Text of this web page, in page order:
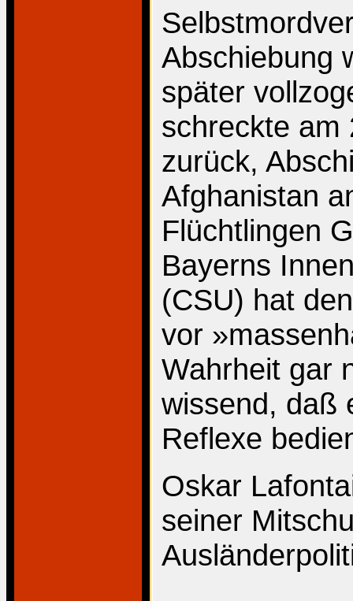
Abschiebung
später
schreckte am
zurück,
Afghanistan
Flüchtlingen
Bayerns
(CSU) hat
vor
Wahrheit gar
wissend, daß
Reflexe
Oskar
seiner